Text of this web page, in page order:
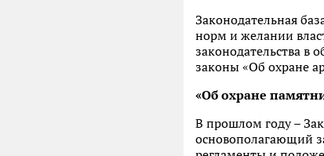
Законодательная
норм и желании
законодательства в
законы «Об охране
«Об охране
В прошлом году –
основополагающий